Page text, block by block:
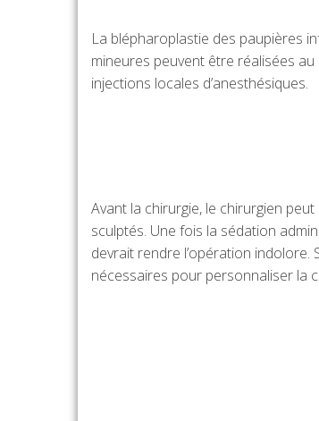
La blépharoplastie des paupières
mineures peuvent être réalisées
injections locales d’anesthésiques.
Avant la chirurgie, le chirurgien
sculptés. Une fois la sédation
devrait rendre l’opération
nécessaires pour personnaliser la